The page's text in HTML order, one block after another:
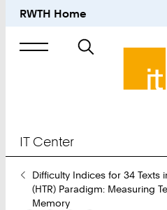
RWTH Home
Suche
nach
IT Center
Sie
sind
hier:
Difficulty Indices for 34 Texts
(HTR) Paradigm: Measuring
Memory